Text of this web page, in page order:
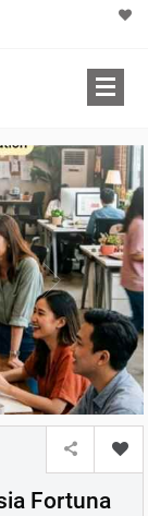
Fortuna